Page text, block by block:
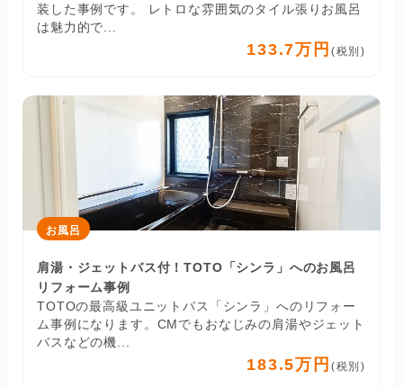
装した事例です。 レトロな雰囲気のタイル張りお風呂
は魅力的で...
133.7万円 (税別)
お風呂
肩湯・ジェットバス付！TOTO「シンラ」へのお風呂
リフォーム事例
TOTOの最高級ユニットバス「シンラ」へのリフォー
ム事例になります。CMでもおなじみの肩湯やジェット
バスなどの機...
183.5万円 (税別)